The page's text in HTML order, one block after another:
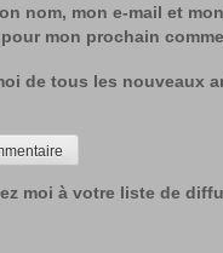
nom, mon e-mail et
mon prochain
de tous les nouveaux
moi à votre liste de